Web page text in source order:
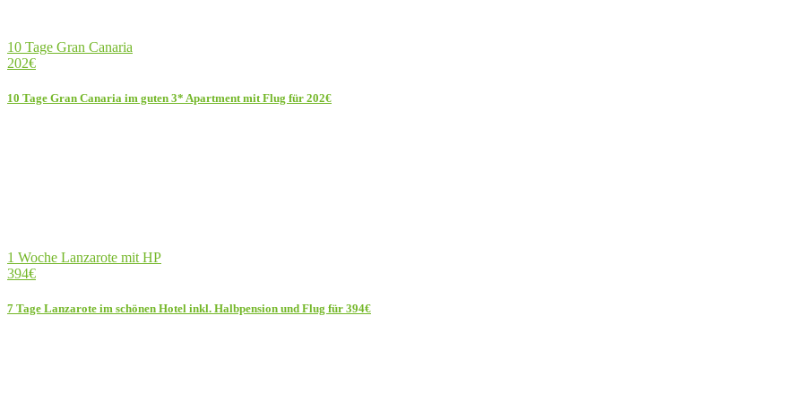
10 Tage Gran Canaria
202€
10 Tage Gran Canaria im guten 3* Apartment mit Flug für 202€
1 Woche Lanzarote mit HP
394€
7 Tage Lanzarote im schönen Hotel inkl. Halbpension und Flug für 394€